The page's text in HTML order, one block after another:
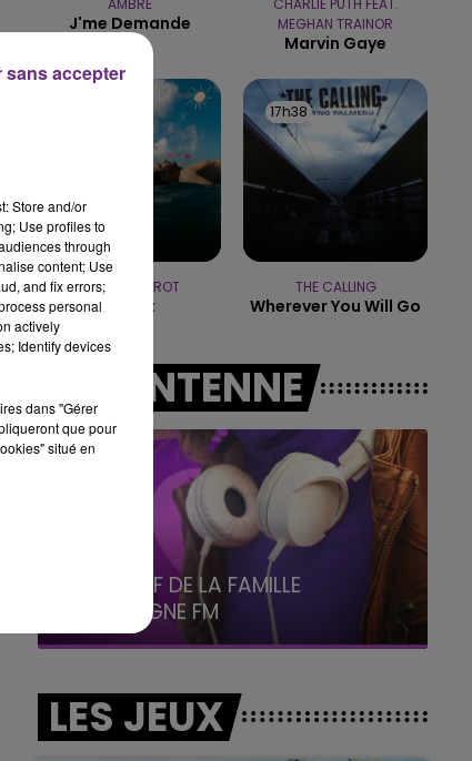
19h15 - 20h00
LA RADIO POP
J'me Demande
MEGHAN TRAINOR
Marvin Gaye
JEREMY FREROT
Frerot
17h38
17h38
THE CALLING
Wherever You Will Go
A L'ANTENNE
LE BEST OF DE LA FAMILLE
CHAMPAGNE FM
LES JEUX
Store and/or
Use profiles to
through
content; Use
and fix errors;
personal
actively
Identify devices
dans "Gérer
que pour
situé en
sans accepter